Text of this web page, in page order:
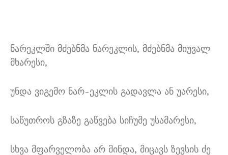
ნარეკლში მძებნმა ნარეკლის, მძებნმა მიუვალ
მხარესი,
უნდა ვიგემო ნარ-ეკლის გადავლა ან უარესი,
საწუთროს გზაზე გაწვება სიჩუმე უსამარესი,
სხვა მფარველობა არ მინდა, მიცავს ზევსის ძე